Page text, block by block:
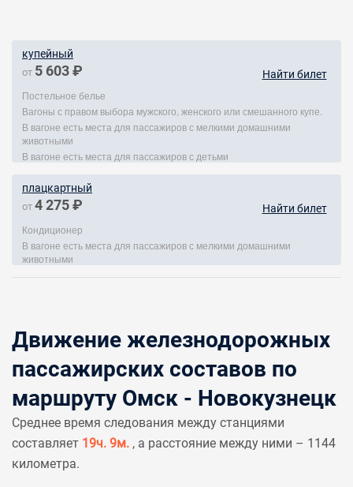
купейный
от 5 603 ₽ Найти билет
Постельное белье
Вагоны с правом выбора мужского, женского или смешанного купе.
В вагоне есть места для пассажиров с мелкими домашними
животными
В вагоне есть места для пассажиров с детьми
плацкартный
от 4 275 ₽ Найти билет
Кондиционер
В вагоне есть места для пассажиров с мелкими домашними
животными
Движение железнодорожных
пассажирских составов по
маршруту Омск - Новокузнецк
Среднее время следования между станциями
составляет 19ч. 9м. , а расстояние между ними – 1144
километра.